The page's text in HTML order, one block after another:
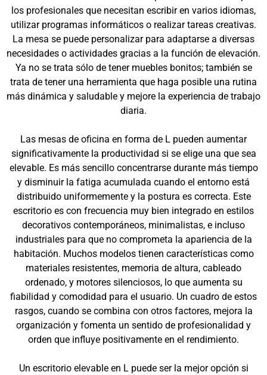
los profesionales que necesitan escribir en varios idiomas,
utilizar programas informáticos o realizar tareas creativas.
La mesa se puede personalizar para adaptarse a diversas
necesidades o actividades gracias a la función de elevación.
Ya no se trata sólo de tener muebles bonitos; también se
trata de tener una herramienta que haga posible una rutina
más dinámica y saludable y mejore la experiencia de trabajo
diaria.
Las mesas de oficina en forma de L pueden aumentar
significativamente la productividad si se elige una que sea
elevable. Es más sencillo concentrarse durante más tiempo
y disminuir la fatiga acumulada cuando el entorno está
distribuido uniformemente y la postura es correcta. Este
escritorio es con frecuencia muy bien integrado en estilos
decorativos contemporáneos, minimalistas, e incluso
industriales para que no comprometa la apariencia de la
habitación. Muchos modelos tienen características como
materiales resistentes, memoria de altura, cableado
ordenado, y motores silenciosos, lo que aumenta su
fiabilidad y comodidad para el usuario. Un cuadro de estos
rasgos, cuando se combina con otros factores, mejora la
organización y fomenta un sentido de profesionalidad y
orden que influye positivamente en el rendimiento.
Un escritorio elevable en L puede ser la mejor opción si